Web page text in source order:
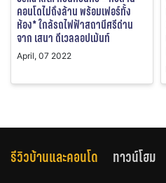
คอนโดไม่ถึงล้าน พร้อมเฟอร์ทั้ง
ห้อง* ใกล้รถไฟฟ้าสถานีศรีด่าน
จาก เสนา ดีเวลลอปเม้นท์
April, 07 2022
รีวิวบ้านและคอนโด ทาวน์โฮม